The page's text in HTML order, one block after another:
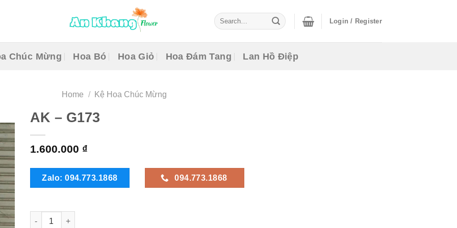
Search
for:
Login / Register
Chúc Mừng Hoa Bó Hoa Giỏ Hoa Đám Tang Lan Hồ Điệp
Home / Kệ Hoa Chúc Mừng
AK – G173
1.600.000 ₫
Zalo: 094.773.1868 094.773.1868
AK - G173 quantity